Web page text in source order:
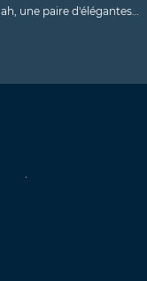
une paire d'élégantes…